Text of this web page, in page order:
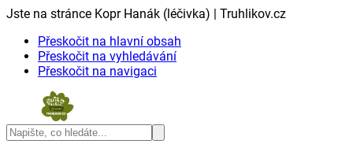
Jste na stránce Kopr Hanák (léčivka) | Truhlikov.cz
Přeskočit na hlavní obsah
Přeskočit na vyhledávání
Přeskočit na navigaci